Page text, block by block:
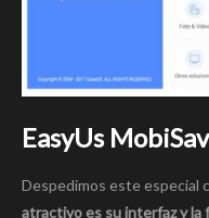
EasyUs
Despedimos este especial
atractivo es su interfaz y la